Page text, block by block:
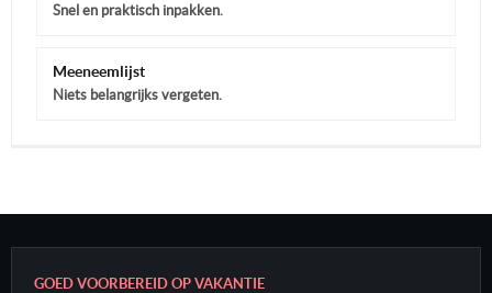
Snel en praktisch inpakken.
Meeneemlijst
Niets belangrijks vergeten.
GOED VOORBEREID OP VAKANTIE